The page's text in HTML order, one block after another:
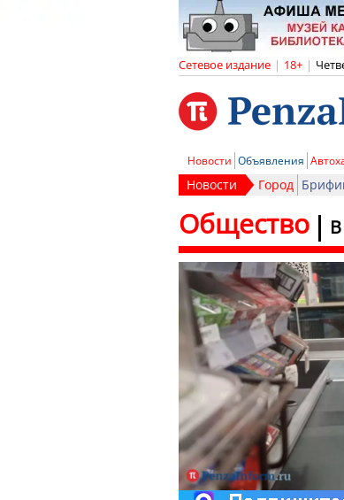
Сетевое издание | 18+ |
Новости Объявления
Новости Город
Общество